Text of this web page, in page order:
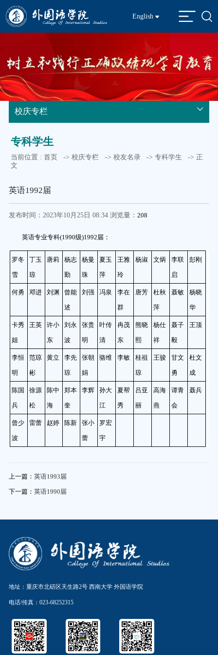
English
校庆专栏
专科学生
当前位置 :首页 ->校庆专栏 -> 校友名录 ->专科学生
-> 正
文
英语1992届
发布时间：2023年10月25日 08:34 浏览量： 208
英语专业专科(1990级)1992届：
罗冬
雪
丁玉
琼
唐莉 杨志
勤
杨曼
珠
夏玉
萍
王雅
玲
杨淑 文炳 李联
启
彭刚
何勇 邓进 刘渊 曾能
述
刘强 冯泉 李在
群
唐芳 杜秋
萍
聂敏 杨晓
华
卡秀
姐
王英 许小
东
刘永
波
张贵
明
叶传
清
冉茂
东
熊晓
熙
杨仕
祥
聂子
毅
王顶
李恒
明
范琼
彬
黄立 李先
琼
张朝
娟
骆维 李敏 桂祖
琼
王骏 甘文
勇
杜文
成
陈国
兵
徐源
松
陈中
海
郑本
奎
李辉 孙大
江
夏帮
秀
吕亚
丽
高海
燕
谭青
会
聂兵
曾少
波
雷蕾 赵婷 陈新 张小
蕾
罗宏
宇
上一篇： 英语1993届
下一篇： 英语1990届
地址：重庆市北碚区天生路2号 西南大学 外国语学院
电话/传真：023-68252315